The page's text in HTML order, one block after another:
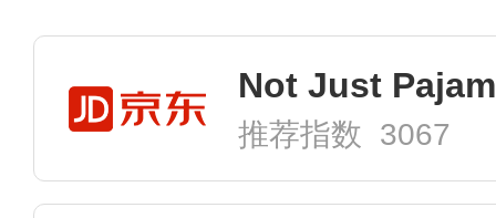
Not Just
推荐指数 3067